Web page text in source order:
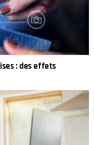
: des effets